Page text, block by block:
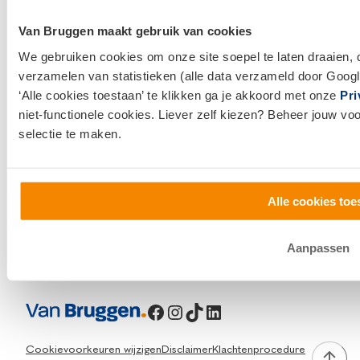
Van Bruggen maakt gebruik van cookies
We gebruiken cookies om onze site soepel te laten
verzamelen van statistieken (alle data verzameld door
‘Alle cookies toestaan’ te klikken ga je akkoord met onze
niet-functionele cookies. Liever zelf kiezen? Beheer jouw
selectie te maken.
Alle cookies
Aanpassen
Bezoek eenvestigingbij jou in de buurt, of neem
contact met ons op.
0800 1600
info@vanbruggen.nl
Facebook
Instagram
TikTok
LinkedIn
Cookievoorkeuren wijzigen DisclaimerKlachtenprocedure